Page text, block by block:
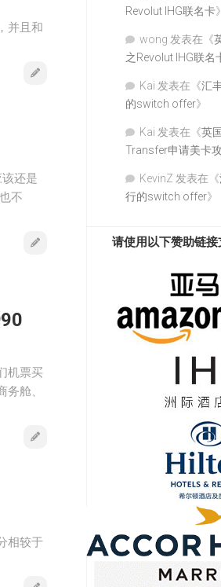
并且和
还是
不
机票买
舱、
相较于
Revolut IHG联名卡》
wong 发表在《
之Revolut IHG联名
Kai 发表在《汇
的switch offer》
Kai 发表在《英
Transfer申请美卡
KevinZ 发表在《
行的switch offer》
请使用以下赞助链接